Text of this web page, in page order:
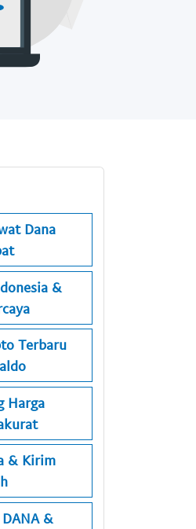
Dana
&
Terbaru
Harga
& Kirim
&